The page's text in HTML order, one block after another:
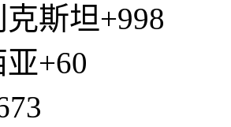
斯坦+998
+60